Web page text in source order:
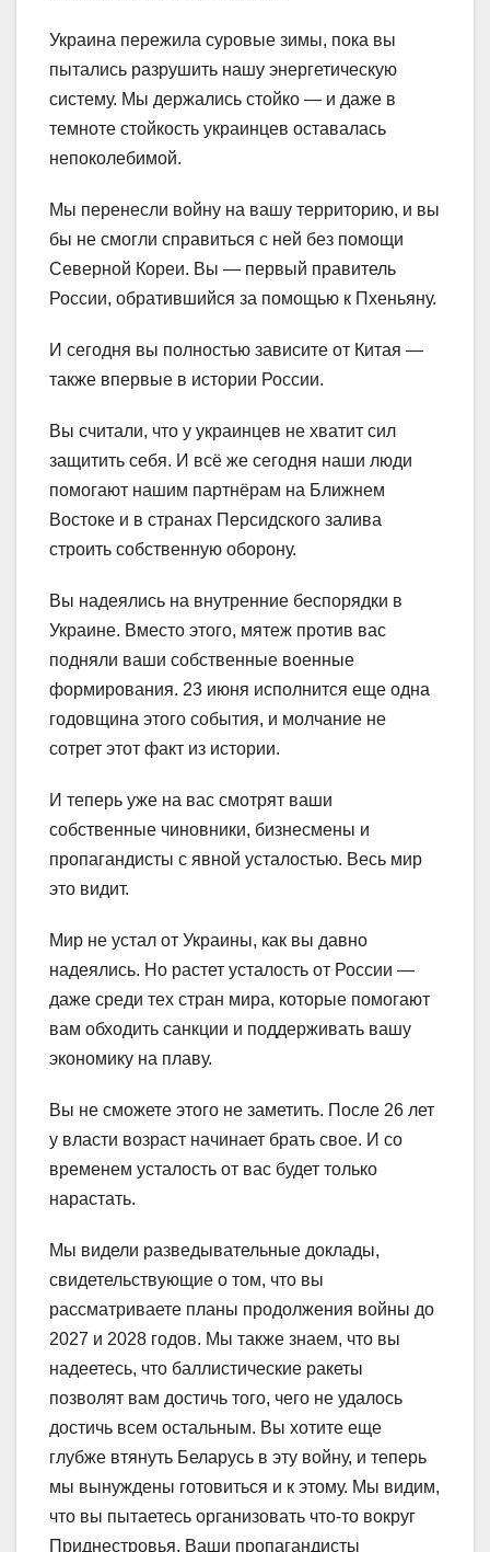
Украина пережила суровые зимы, пока вы
пытались разрушить нашу энергетическую
систему. Мы держались стойко — и даже в
темноте стойкость украинцев оставалась
непоколебимой.
Мы перенесли войну на вашу территорию, и вы
бы не смогли справиться с ней без помощи
Северной Кореи. Вы — первый правитель
России, обратившийся за помощью к Пхеньяну.
И сегодня вы полностью зависите от Китая —
также впервые в истории России.
Вы считали, что у украинцев не хватит сил
защитить себя. И всё же сегодня наши люди
помогают нашим партнёрам на Ближнем
Востоке и в странах Персидского залива
строить собственную оборону.
Вы надеялись на внутренние беспорядки в
Украине. Вместо этого, мятеж против вас
подняли ваши собственные военные
формирования. 23 июня исполнится еще одна
годовщина этого события, и молчание не
сотрет этот факт из истории.
И теперь уже на вас смотрят ваши
собственные чиновники, бизнесмены и
пропагандисты с явной усталостью. Весь мир
это видит.
Мир не устал от Украины, как вы давно
надеялись. Но растет усталость от России —
даже среди тех стран мира, которые помогают
вам обходить санкции и поддерживать вашу
экономику на плаву.
Вы не сможете этого не заметить. После 26 лет
у власти возраст начинает брать свое. И со
временем усталость от вас будет только
нарастать.
Мы видели разведывательные доклады,
свидетельствующие о том, что вы
рассматриваете планы продолжения войны до
2027 и 2028 годов. Мы также знаем, что вы
надеетесь, что баллистические ракеты
позволят вам достичь того, чего не удалось
достичь всем остальным. Вы хотите еще
глубже втянуть Беларусь в эту войну, и теперь
мы вынуждены готовиться и к этому. Мы видим,
что вы пытаетесь организовать что-то вокруг
Приднестровья. Ваши пропагандисты